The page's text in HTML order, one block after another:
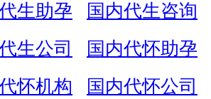
生助孕 国内代生咨询
生公司 国内代怀助孕
怀机构 国内代怀公司